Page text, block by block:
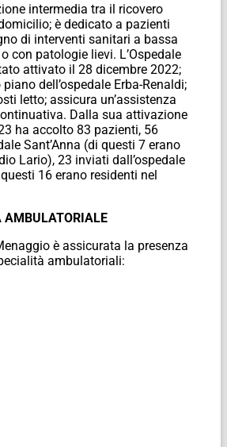
intermedia tra il ricovero
è dedicato a pazienti
di interventi sanitari a bassa
con patologie lievi. L’Ospedale
attivato il 28 dicembre 2022;
dell’ospedale Erba-Renaldi;
letto; assicura un’assistenza
Dalla sua attivazione
ha accolto 83 pazienti, 56
Sant’Anna (di questi 7 erano
Lario), 23 inviati dall’ospedale
16 erano residenti nel
AMBULATORIALE
è assicurata la presenza
ambulatoriali: